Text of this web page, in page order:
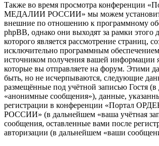
Также во время просмотра конференции
МЕДАЛИИ РОССИИ» мы можем
внешние по отношению к программному
phpBB, однако они выходят за рамки этого
которого является рассмотрение страниц,
исключительно программным
источником получения вашей информации
которые вы отправляете на форум. Этими
быть, но не исчерпываются, следующие
размещённые под учётной записью Гостя
«анонимные сообщения»), данные,
регистрации в конференции «Портал
РОССИИ» (в дальнейшем «ваша учётная
сообщения, оставленные вами после
авторизации (в дальнейшем «ваши